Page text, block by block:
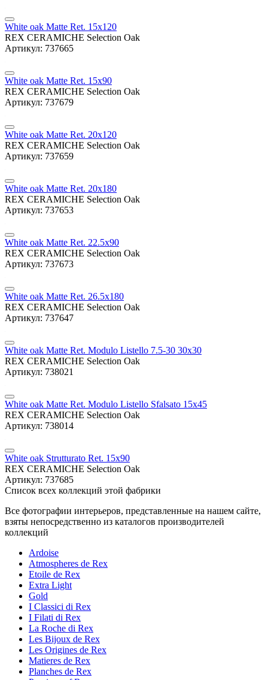
White oak Matte Ret. 15x120
REX CERAMICHE Selection Oak
Артикул: 737665
White oak Matte Ret. 15x90
REX CERAMICHE Selection Oak
Артикул: 737679
White oak Matte Ret. 20x120
REX CERAMICHE Selection Oak
Артикул: 737659
White oak Matte Ret. 20x180
REX CERAMICHE Selection Oak
Артикул: 737653
White oak Matte Ret. 22.5x90
REX CERAMICHE Selection Oak
Артикул: 737673
White oak Matte Ret. 26.5x180
REX CERAMICHE Selection Oak
Артикул: 737647
White oak Matte Ret. Modulo Listello 7.5-30 30x30
REX CERAMICHE Selection Oak
Артикул: 738021
White oak Matte Ret. Modulo Listello Sfalsato 15x45
REX CERAMICHE Selection Oak
Артикул: 738014
White oak Strutturato Ret. 15x90
REX CERAMICHE Selection Oak
Артикул: 737685
Список всех коллекций этой фабрики
Все фотографии интерьеров, представленные на нашем сайте,
взяты непосредственно из каталогов производителей
коллекций
Ardoise
Atmospheres de Rex
Etoile de Rex
Extra Light
Gold
I Classici di Rex
I Filati di Rex
La Roche di Rex
Les Bijoux de Rex
Les Origines de Rex
Matieres de Rex
Planches de Rex